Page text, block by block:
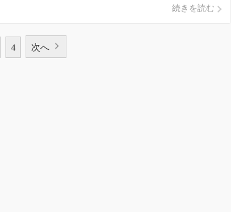
続きを読む
4 次へ